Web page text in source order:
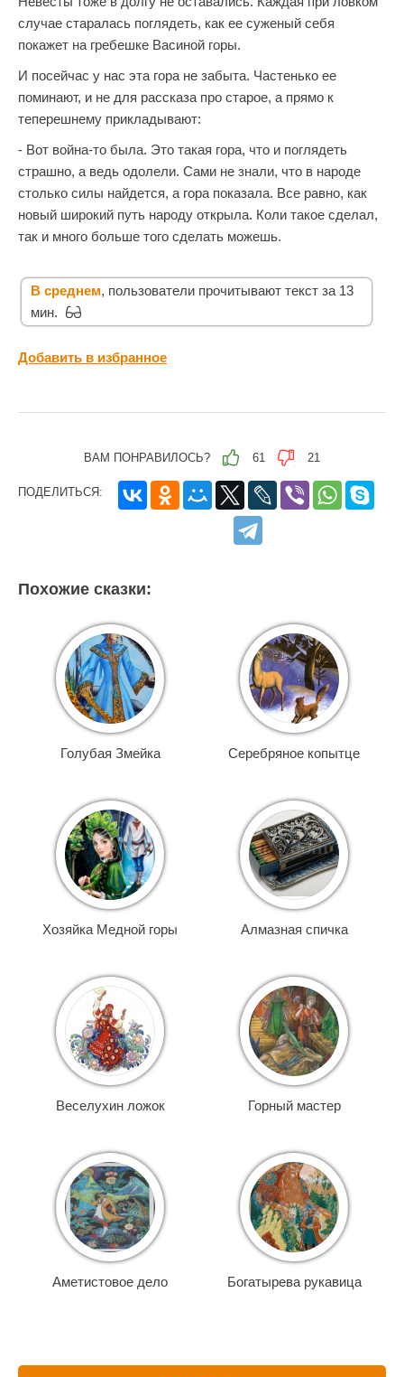
случае старалась поглядеть, как ее суженый себя
покажет на гребешке Васиной горы.
И посейчас у нас эта гора не забыта. Частенько ее
поминают, и не для рассказа про старое, а прямо к
теперешнему прикладывают:
- Вот война-то была. Это такая гора, что и поглядеть
страшно, а ведь одолели. Сами не знали, что в народе
столько силы найдется, а гора показала. Все равно, как
новый широкий путь народу открыла. Коли такое сделал,
так и много больше того сделать можешь.
В среднем, пользователи прочитывают текст за 13
мин.
Добавить в избранное
ВАМ ПОНРАВИЛОСЬ? 61 21
ПОДЕЛИТЬСЯ:
Похожие сказки:
Голубая Змейка Серебряное копытце
Хозяйка Медной горы Алмазная спичка
Веселухин ложок Горный мастер
Аметистовое дело Богатырева рукавица